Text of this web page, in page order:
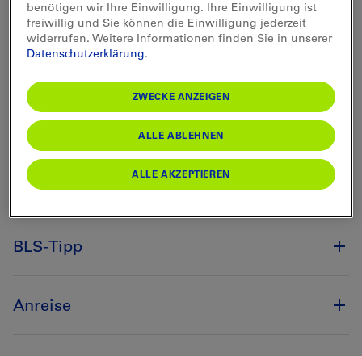
Preise
Hinweise
BLS-Tipp
Anreise
benötigen wir Ihre Einwilligung. Ihre Einwilligung ist
freiwillig und Sie können die Einwilligung jederzeit
widerrufen. Weitere Informationen finden Sie in unserer
Datenschutzerklärung.
ZWECKE ANZEIGEN
ALLE ABLEHNEN
ALLE AKZEPTIEREN